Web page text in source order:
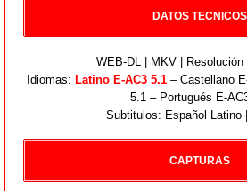
DATOS TECNICOS
WEB-DL | MKV | Resolución
Idiomas: Latino E-AC3 5.1– Castellano
5.1 – Portugués E-
Subtitulos: Español Latino |
CAPTURAS